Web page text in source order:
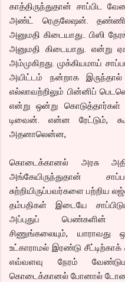
காத்திருந்துதான் சாப்பிட
அண்ட் ரெகுலேஷன். தண்ணி
அனுமதி கிடையாது.. பிஸி
அனுமதி கிடையாது. என்று
அம்முகிறது. முக்கியமாய்
அயிட்டம் நன்றாக
எல்லாவற்றிலும் பின்னிப்
என்று ஒன்று கொடுத்தார்கள்
டிவைன். என்ன ரேட்டும்,
அதனாலென்ன,
கொடைக்கானல் அரசு
அங்கேயிருந்துதான்
சுற்றியிருப்பவர்களை பற்றிய
தம்பதிகள் இடையே
அப்புதுப் பெண்களின்
சிணுங்கலையும், யாராவது
உட்காராமல் இரண்டு சீட்டிற்காக்
எவ்வளவு நேரம்
கொடைக்கானல் போனால்